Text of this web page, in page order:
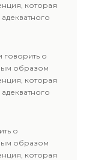
которая
говорить о
образом
которая
о
образом
которая